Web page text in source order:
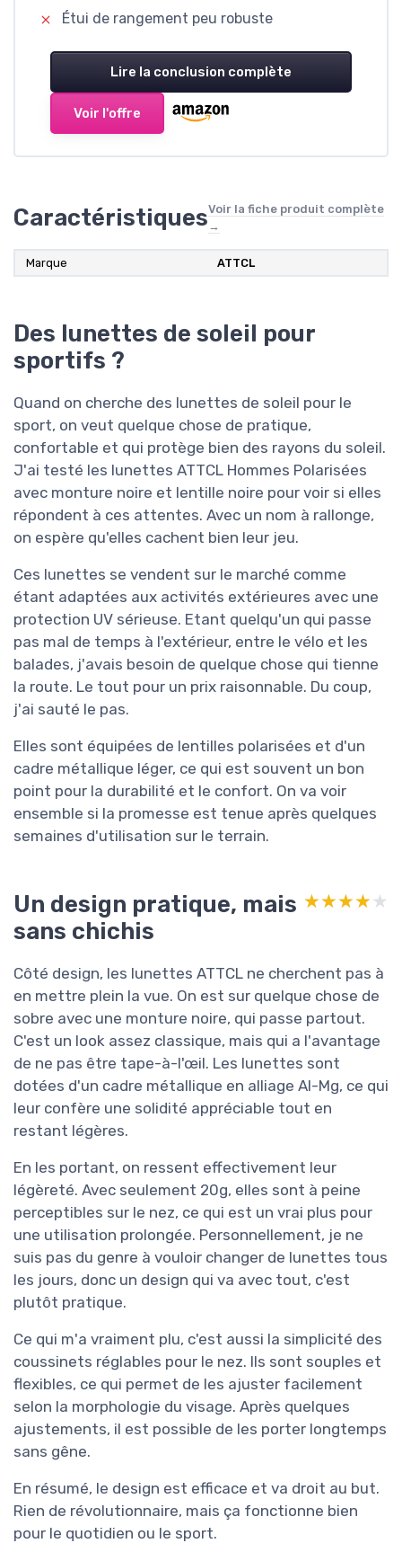
Étui de rangement peu robuste
Lire la conclusion complète
Voir l'offre
CaractéristiquesVoir la fiche produit complète
→
Marque ATTCL
Des lunettes de soleil pour
sportifs ?
Quand on cherche des lunettes de soleil pour le
sport, on veut quelque chose de pratique,
confortable et qui protège bien des rayons du soleil.
J'ai testé les lunettes ATTCL Hommes Polarisées
avec monture noire et lentille noire pour voir si elles
répondent à ces attentes. Avec un nom à rallonge,
on espère qu'elles cachent bien leur jeu.
Ces lunettes se vendent sur le marché comme
étant adaptées aux activités extérieures avec une
protection UV sérieuse. Etant quelqu'un qui passe
pas mal de temps à l'extérieur, entre le vélo et les
balades, j'avais besoin de quelque chose qui tienne
la route. Le tout pour un prix raisonnable. Du coup,
j'ai sauté le pas.
Elles sont équipées de lentilles polarisées et d'un
cadre métallique léger, ce qui est souvent un bon
point pour la durabilité et le confort. On va voir
ensemble si la promesse est tenue après quelques
semaines d'utilisation sur le terrain.
Un design pratique, mais
sans chichis
★★★★★
★★★★★
Côté design, les lunettes ATTCL ne cherchent pas à
en mettre plein la vue. On est sur quelque chose de
sobre avec une monture noire, qui passe partout.
C'est un look assez classique, mais qui a l'avantage
de ne pas être tape-à-l'œil. Les lunettes sont
dotées d'un cadre métallique en alliage Al-Mg, ce qui
leur confère une solidité appréciable tout en
restant légères.
En les portant, on ressent effectivement leur
légèreté. Avec seulement 20g, elles sont à peine
perceptibles sur le nez, ce qui est un vrai plus pour
une utilisation prolongée. Personnellement, je ne
suis pas du genre à vouloir changer de lunettes tous
les jours, donc un design qui va avec tout, c'est
plutôt pratique.
Ce qui m'a vraiment plu, c'est aussi la simplicité des
coussinets réglables pour le nez. Ils sont souples et
flexibles, ce qui permet de les ajuster facilement
selon la morphologie du visage. Après quelques
ajustements, il est possible de les porter longtemps
sans gêne.
En résumé, le design est efficace et va droit au but.
Rien de révolutionnaire, mais ça fonctionne bien
pour le quotidien ou le sport.